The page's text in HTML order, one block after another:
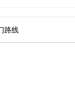
路线